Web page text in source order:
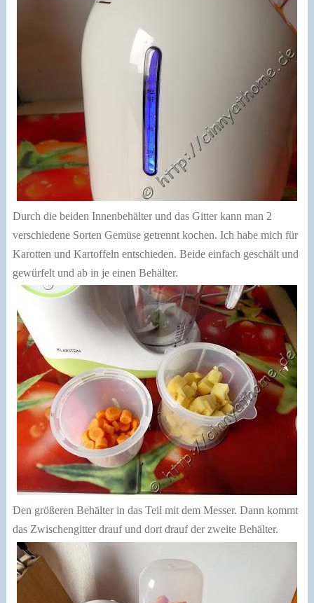
Durch die beiden Innenbehälter und das Gitter kann man 2
verschiedene Sorten Gemüse getrennt kochen. Ich habe mich für
Karotten und Kartoffeln entschieden. Beide einfach geschält und
gewürfelt und ab in je einen Behälter.
Den größeren Behälter in das Teil mit dem Messer. Dann kommt
das Zwischengitter drauf und dort drauf der zweite Behälter.